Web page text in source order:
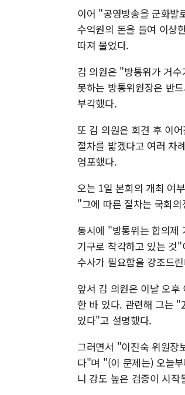
이어 "공영방송을 군화발
수억원의 돈을 들여 이상
따져 물었다.
김 의원은 "방통위가 거
못하는 방통위원장은 반
부각했다.
또 김 의원은 회견 후 이
절차를 밟겠다고 여러 차
엄포했다.
오는 1일 본회의 개최 여
"그에 따른 절차는 국회
동시에 "방통위는 합의제
기구로 착각하고 있는 것
수사가 필요함을 강조드
앞서 김 의원은 이날 오
한 바 있다. 관련해 그는
있다"고 설명했다.
그러면서 "이진숙 위원장
다"며 "(이 문제는) 오늘
니 강도 높은 검증이 시